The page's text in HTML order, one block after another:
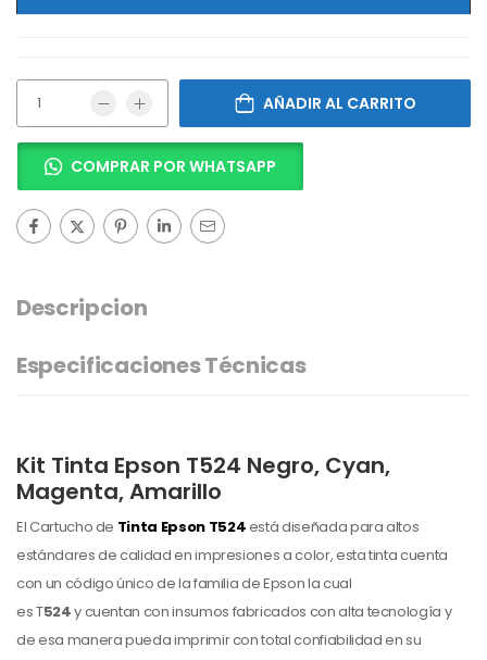
AÑADIR AL CARRITO
COMPRAR POR WHATSAPP
Descripcion
Especificaciones Técnicas
Kit Tinta Epson T524 Negro, Cyan,
Magenta, Amarillo
El Cartucho de Tinta Epson T524está diseñada para altos
estándares de calidad en impresiones a color, esta tinta cuenta
con un código único de la familia de Epson la cual
es T524y cuentan con insumos fabricados con alta tecnología y
de esa manera pueda imprimir con total confiabilidad en su